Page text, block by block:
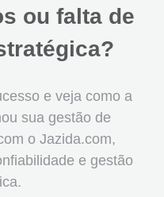
ou falta de
e veja como a
sua gestão de
o Jazida.com,
e gestão